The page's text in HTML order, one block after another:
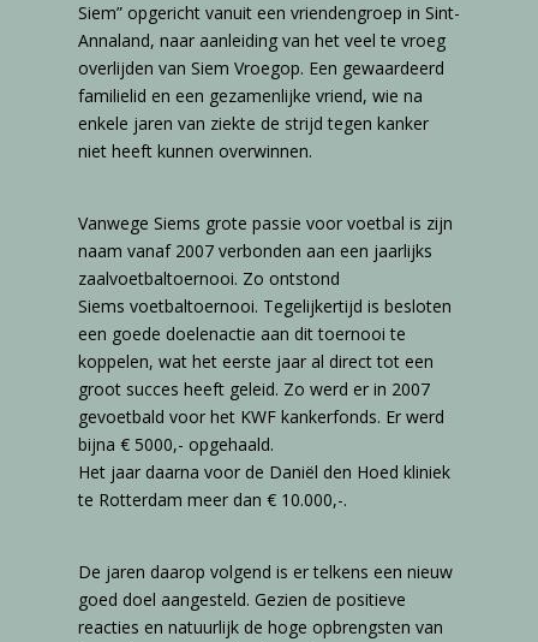
Siem” opgericht vanuit een vriendengroep in Sint-
Annaland, naar aanleiding van het veel te vroeg
overlijden van Siem Vroegop. Een gewaardeerd
familielid en een gezamenlijke vriend, wie na
enkele jaren van ziekte de strijd tegen kanker
niet heeft kunnen overwinnen.
Vanwege Siems grote passie voor voetbal is zijn
naam vanaf 2007 verbonden aan een jaarlijks
zaalvoetbaltoernooi. Zo ontstond
Siems voetbaltoernooi. Tegelijkertijd is besloten
een goede doelenactie aan dit toernooi te
koppelen, wat het eerste jaar al direct tot een
groot succes heeft geleid. Zo werd er in 2007
gevoetbald voor het KWF kankerfonds. Er werd
bijna € 5000,- opgehaald.
Het jaar daarna voor de Daniël den Hoed kliniek
te Rotterdam meer dan € 10.000,-.
De jaren daarop volgend is er telkens een nieuw
goed doel aangesteld. Gezien de positieve
reacties en natuurlijk de hoge opbrengsten van